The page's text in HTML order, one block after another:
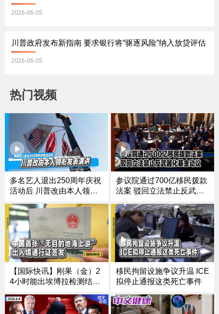
2026-06-05
川普政府发布新指南 要求银行将“驱逐风险”纳入放贷评估
2026-06-05
热门视频
多名艺人退出250周年庆祝
活动后 川普改由本人领衔
参议院通过700亿移民拨款
法案 驳回立法禁止反武器
【国际快讯】刚果（金）2
4小时能出埃博拉检测结果
游”出入境通行证签发｜20
26世界杯参赛球队陆续抵
移民拘留设施争议升温 ICE
拟停止通报这类死亡事件